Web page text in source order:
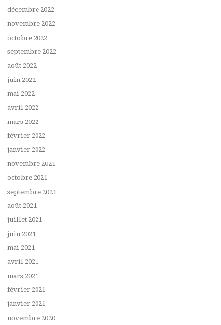
décembre 2022
novembre 2022
octobre 2022
septembre 2022
août 2022
juin 2022
mai 2022
avril 2022
mars 2022
février 2022
janvier 2022
novembre 2021
octobre 2021
septembre 2021
août 2021
juillet 2021
juin 2021
mai 2021
avril 2021
mars 2021
février 2021
janvier 2021
novembre 2020